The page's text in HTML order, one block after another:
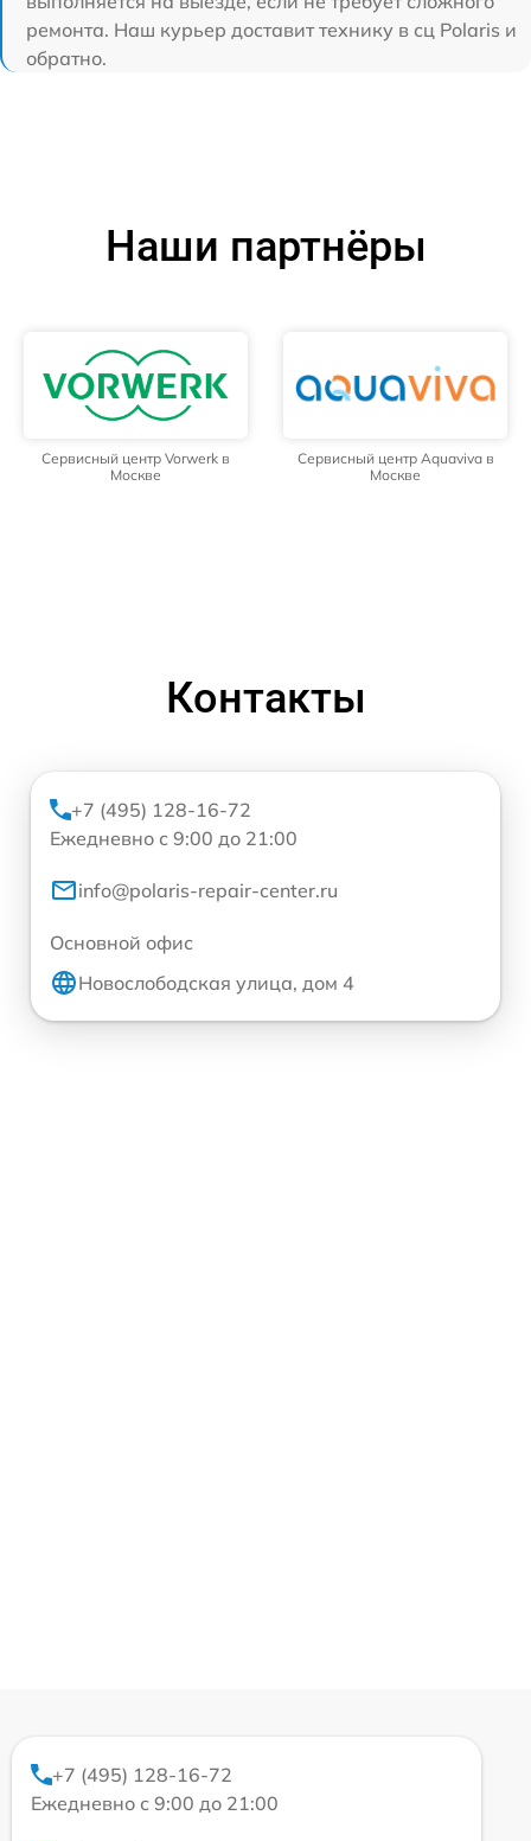
ремонта. Наш курьер доставит технику в сц Polaris и
обратно.
Наши партнёры
Сервисный центр Vorwerk в
Москве
Сервисный центр Aquaviva в
Москве
Контакты
+7 (495) 128-16-72
Ежедневно с 9:00 до 21:00
info@polaris-repair-center.ru
Основной офис
Новослободская улица, дом 4
+7 (495) 128-16-72
Ежедневно с 9:00 до 21:00